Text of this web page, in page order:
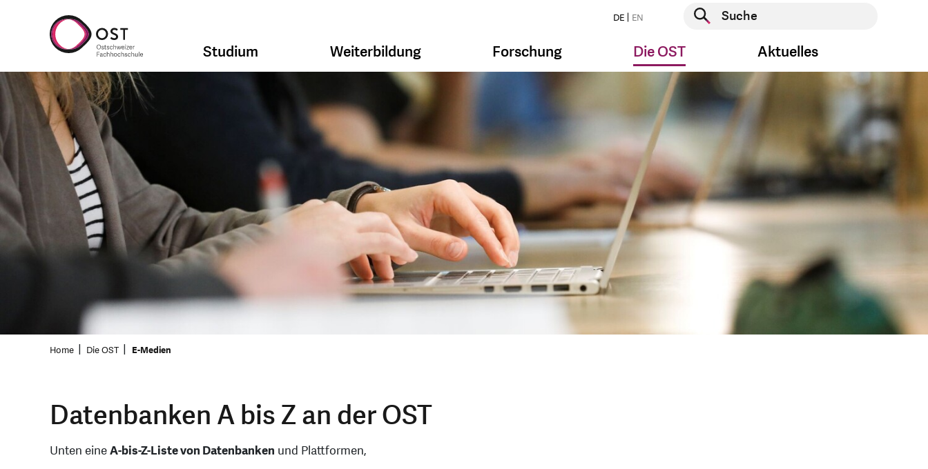
DE EN
Suche starten
Studium Weiterbildung Forschung Die OST Aktuelles
Home Die OST E-Medien
Datenbanken A bis Z an der OST
Unten eineA-bis-Z-Liste von Datenbanken und Plattformen,